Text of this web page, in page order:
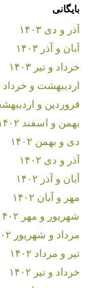
بایگانی
آذر و دی ۱۴۰۳
آبان و آذر ۱۴۰۳
خرداد و تیر ۱۴۰۳
اردیبهشت و خرداد ۱۴۰۳
فروردین و اردیبهشت
بهمن و اسفند ۱۴۰۲
دی و بهمن ۱۴۰۲
آذر و دی ۱۴۰۲
آبان و آذر ۱۴۰۲
مهر و آبان ۱۴۰۲
شهریور و مهر ۱۴۰۲
مرداد و شهریور ۱۴۰۲
تیر و مرداد ۱۴۰۲
خرداد و تیر ۱۴۰۲